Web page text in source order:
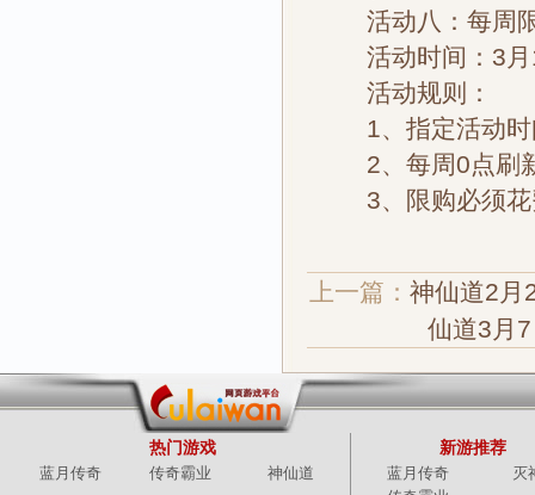
活动八：每周
活动时间：3月
活动规则：
1、指定活动时
2、每周0点刷新
3、限购必须花
上一篇： 神仙道2月
仙道3月
热门游戏
蓝月传奇 传奇霸业 神仙道
新游推荐
蓝月传奇
灭